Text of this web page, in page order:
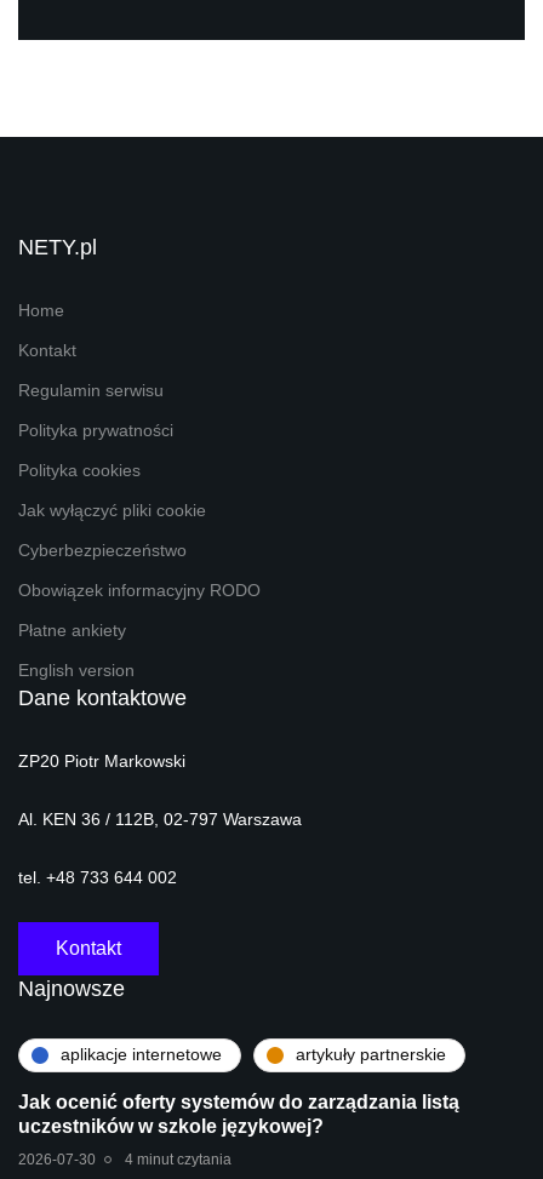
NETY.pl
Home
Kontakt
Regulamin serwisu
Polityka prywatności
Polityka cookies
Jak wyłączyć pliki cookie
Cyberbezpieczeństwo
Obowiązek informacyjny RODO
Płatne ankiety
English version
Dane kontaktowe
ZP20 Piotr Markowski
Al. KEN 36 / 112B, 02-797 Warszawa
tel. +48 733 644 002
Kontakt
Najnowsze
aplikacje internetowe artykuły partnerskie
Jak ocenić oferty systemów do zarządzania listą
uczestników w szkole językowej?
2026-07-30 4 minut czytania